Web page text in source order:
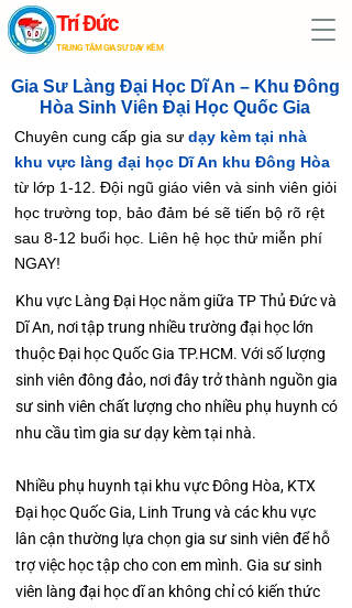
Trí Đức
TRUNG TÂM GIA SƯ DẠY KÈM
Gia Sư Làng Đại Học Dĩ An – Khu Đông
Hòa Sinh Viên Đại Học Quốc Gia
Chuyên cung cấp gia sư dạy kèm tại nhà
khu vực làng đại học Dĩ An khu Đông Hòa
từ lớp 1-12. Đội ngũ giáo viên và sinh viên giỏi
học trường top, bảo đảm bé sẽ tiến bộ rõ rệt
sau 8-12 buổi học. Liên hệ học thử miễn phí
NGAY!
Khu vực Làng Đại Học nằm giữa TP Thủ Đức và
Dĩ An, nơi tập trung nhiều trường đại học lớn
thuộc Đại học Quốc Gia TP.HCM. Với số lượng
sinh viên đông đảo, nơi đây trở thành nguồn gia
sư sinh viên chất lượng cho nhiều phụ huynh có
nhu cầu tìm gia sư dạy kèm tại nhà.
Nhiều phụ huynh tại khu vực Đông Hòa, KTX
Đại học Quốc Gia, Linh Trung và các khu vực
lân cận thường lựa chọn gia sư sinh viên để hỗ
trợ việc học tập cho con em mình. Gia sư sinh
viên làng đại học dĩ an không chỉ có kiến thức